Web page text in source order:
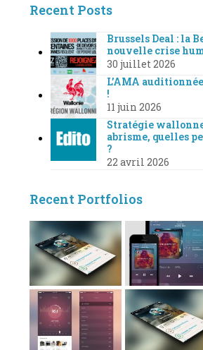
Recent Posts
Brussels Deal : la
nouvelle crise
30 juillet 2026
L’AMA
!
11 juin 2026
Stratégie
abrisme, quelles
?
22 avril 2026
Recent Portfolios